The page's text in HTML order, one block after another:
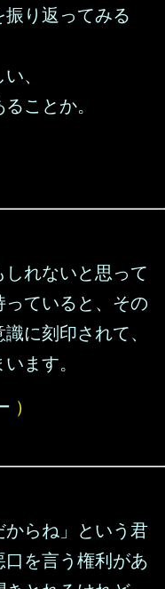
り返ってみる
、
ことか。
れないと思って
ていると、その
に刻印されて、
ます。
）
からね」という君
を言う権利があ